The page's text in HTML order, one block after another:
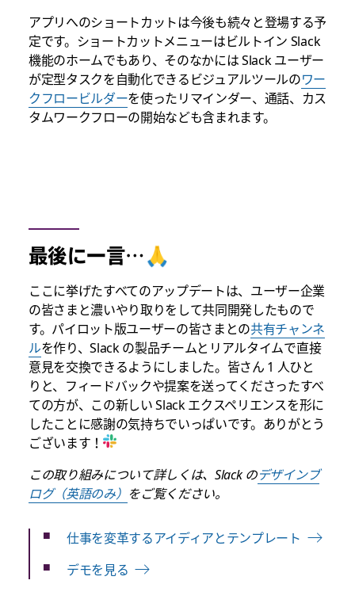
アプリへのショートカットは今後も続々と登場する予
定です。ショートカットメニューはビルトイン Slack
機能のホームでもあり、そのなかには Slack ユーザー
が定型タスクを自動化できるビジュアルツールのワー
クフロービルダーを使ったリマインダー、通話、カス
タムワークフローの開始なども含まれます。
最後に一言…🙏
ここに挙げたすべてのアップデートは、ユーザー企業
の皆さまと濃いやり取りをして共同開発したもので
す。パイロット版ユーザーの皆さまとの共有チャンネ
ルを作り、Slack の製品チームとリアルタイムで直接
意見を交換できるようにしました。皆さん 1 人ひと
りと、フィードバックや提案を送ってくださったすべ
ての方が、この新しい Slack エクスペリエンスを形に
したことに感謝の気持ちでいっぱいです。ありがとう
ございます！
この取り組みについて詳しくは、Slack のデザインブ
ログ（英語のみ） をご覧ください。
仕事を変革するアイディアとテンプレート
デモを見る